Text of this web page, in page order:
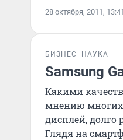
28 октября, 2011, 13:41
БИЗНЕС НАУКА
Samsung
Какими
мнению
дисплей, долго
Глядя на